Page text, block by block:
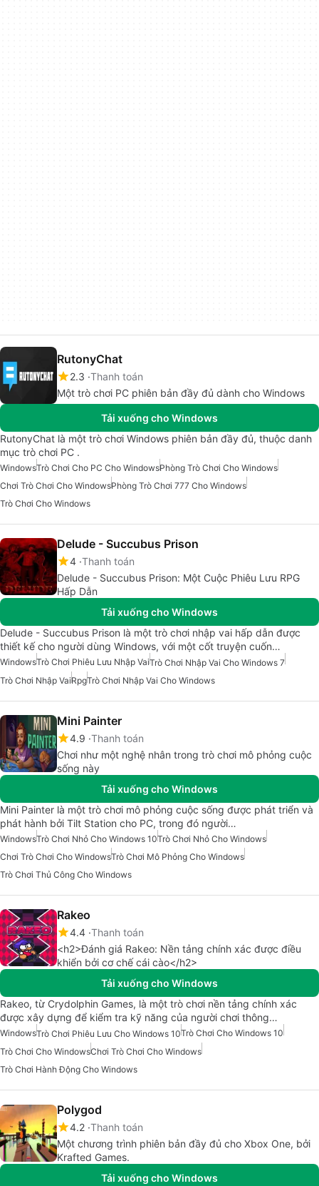
RutonyChat
2.3 Thanh toán
Một trò chơi PC phiên bản đầy đủ dành cho Windows
Tải xuống cho Windows
RutonyChat là một trò chơi Windows phiên bản đầy đủ, thuộc danh
mục trò chơi PC .
WindowsTrò Chơi Cho PC Cho WindowsPhòng Trò Chơi Cho Windows
Chơi Trò Chơi Cho WindowsPhòng Trò Chơi 777 Cho Windows
Trò Chơi Cho Windows
Delude - Succubus Prison
4 Thanh toán
Delude - Succubus Prison: Một Cuộc Phiêu Lưu RPG
Hấp Dẫn
Tải xuống cho Windows
Delude - Succubus Prison là một trò chơi nhập vai hấp dẫn được
thiết kế cho người dùng Windows, với một cốt truyện cuốn…
WindowsTrò Chơi Phiêu Lưu Nhập VaiTrò Chơi Nhập Vai Cho Windows 7
Trò Chơi Nhập VaiRpgTrò Chơi Nhập Vai Cho Windows
Mini Painter
4.9 Thanh toán
Chơi như một nghệ nhân trong trò chơi mô phỏng cuộc
sống này
Tải xuống cho Windows
Mini Painter là một trò chơi mô phỏng cuộc sống được phát triển và
phát hành bởi Tilt Station cho PC, trong đó người…
WindowsTrò Chơi Nhỏ Cho Windows 10Trò Chơi Nhỏ Cho Windows
Chơi Trò Chơi Cho WindowsTrò Chơi Mô Phỏng Cho Windows
Trò Chơi Thủ Công Cho Windows
Rakeo
4.4 Thanh toán
<h2>Đánh giá Rakeo: Nền tảng chính xác được điều
khiển bởi cơ chế cái cào</h2>
Tải xuống cho Windows
Rakeo, từ Crydolphin Games, là một trò chơi nền tảng chính xác
được xây dựng để kiểm tra kỹ năng của người chơi thông…
WindowsTrò Chơi Phiêu Lưu Cho Windows 10Trò Chơi Cho Windows 10
Trò Chơi Cho WindowsChơi Trò Chơi Cho Windows
Trò Chơi Hành Động Cho Windows
Polygod
4.2 Thanh toán
Một chương trình phiên bản đầy đủ cho Xbox One, bởi
Krafted Games.
Tải xuống cho Windows